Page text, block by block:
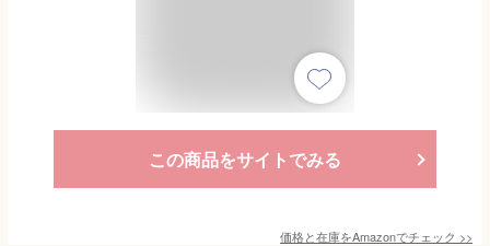
この商品をサイトでみる
価格と在庫をAmazonでチェック >>